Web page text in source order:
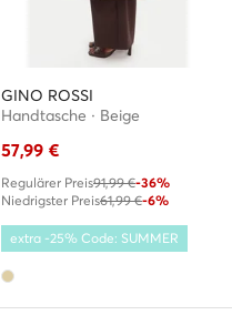
GINO ROSSI
Handtasche · Beige
57,99 €
Regulärer Preis91,99 €-36%
Niedrigster Preis61,99 €-6%
extra -25% Code: SUMMER